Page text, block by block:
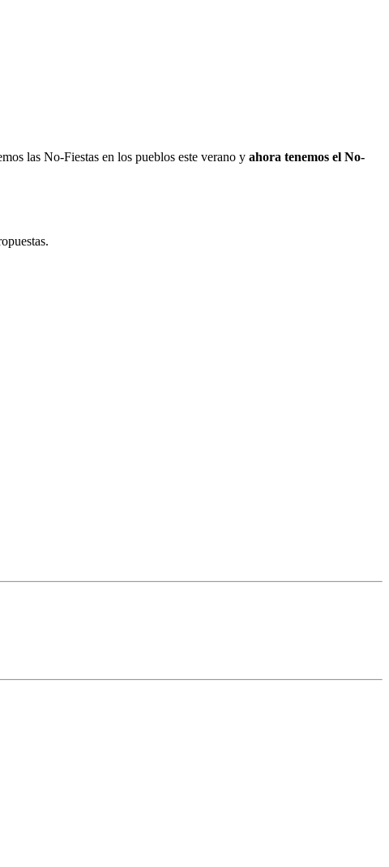
las No-Fiestas en los pueblos este verano y ahora tenemos el No-